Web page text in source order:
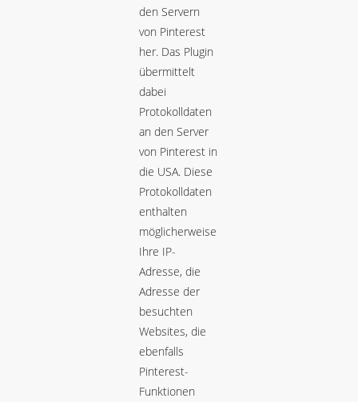
den Servern
von Pinterest
her. Das Plugin
übermittelt
dabei
Protokolldaten
an den Server
von Pinterest in
die USA. Diese
Protokolldaten
enthalten
möglicherweise
Ihre IP-
Adresse, die
Adresse der
besuchten
Websites, die
ebenfalls
Pinterest-
Funktionen